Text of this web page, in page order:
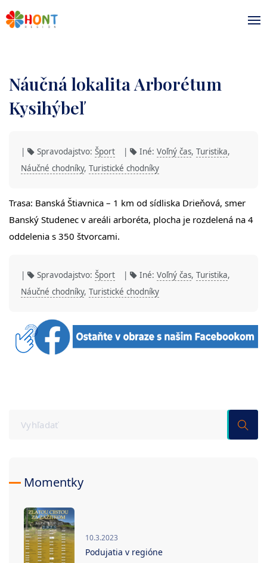
Náučná lokalita Arborétum
Kysihýbeľ
| Spravodajstvo: Šport | Iné: Voľný čas, Turistika,
Náučné chodníky, Turistické chodníky
Trasa: Banská Štiavnica – 1 km od sídliska Drieňová, smer
Banský Studenec v areáli arboréta, plocha je rozdelená na 4
oddelenia s 350 štvorcami.
| Spravodajstvo: Šport | Iné: Voľný čas, Turistika,
Náučné chodníky, Turistické chodníky
Momentky
10.3.2023
Podujatia v regióne